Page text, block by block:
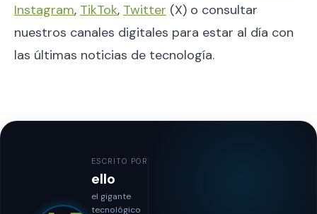
Instagram, TikTok, Twitter (X) o consultar
nuestros canales digitales para estar al día con
las últimas noticias de tecnología.
ESCRITO POR
ello
el gigante
tecnológico